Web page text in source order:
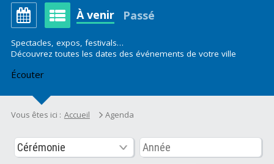
À venir Passé
Spectacles, expos, festivals…
Découvrez toutes les dates des événements de votre ville
Écouter
Vous êtes ici : Accueil Agenda